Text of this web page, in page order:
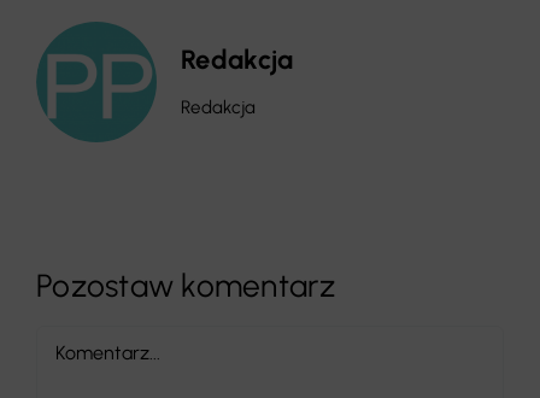
Redakcja
Redakcja
Pozostaw komentarz
Comment